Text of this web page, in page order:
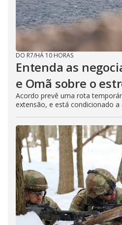
DO R7/HÁ 10 HORAS
Entenda as
e Omã sobre o
Acordo prevê uma rota
extensão, e está condicionado a